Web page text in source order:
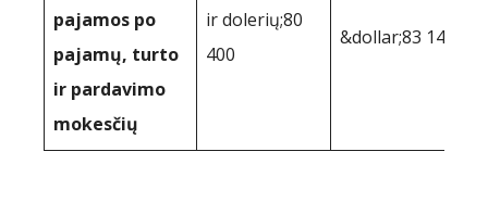
pajamos po
pajamų, turto
ir pardavimo
mokesčių
ir dolerių;80
400
&dollar;83 141